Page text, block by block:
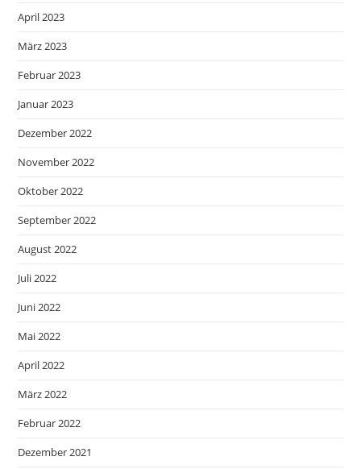
April 2023
März 2023
Februar 2023
Januar 2023
Dezember 2022
November 2022
Oktober 2022
September 2022
August 2022
Juli 2022
Juni 2022
Mai 2022
April 2022
März 2022
Februar 2022
Dezember 2021